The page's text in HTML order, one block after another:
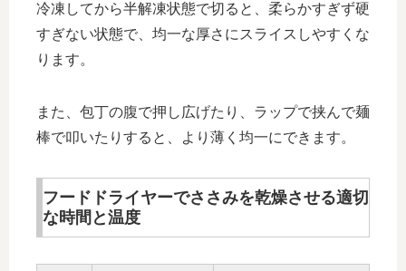
冷凍してから半解凍状態で切ると、柔らかすぎず硬
すぎない状態で、均一な厚さにスライスしやすくな
ります。
また、包丁の腹で押し広げたり、ラップで挟んで麺
棒で叩いたりすると、より薄く均一にできます。
フードドライヤーでささみを乾燥させる適切
な時間と温度